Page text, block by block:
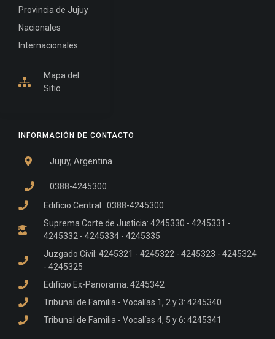
INFORMACIÓN DE CONTACTO
Jujuy, Argentina
0388-4245300
Edificio Central : 0388-4245300
Suprema Corte de Justicia: 4245330 - 4245331 -
4245332 - 4245334 - 4245335
Juzgado Civil: 4245321 - 4245322 - 4245323 - 4245324
- 4245325
Edificio Ex-Panorama: 4245342
Tribunal de Familia - Vocalías 1, 2 y 3: 4245340
Tribunal de Familia - Vocalías 4, 5 y 6: 4245341
Provincia de Jujuy
Nacionales
Internacionales
Mapa del
Sitio